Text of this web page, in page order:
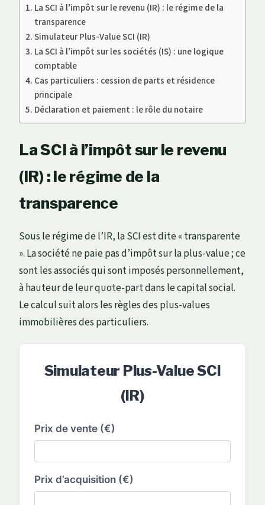
La SCI à l’impôt sur le revenu (IR) : le régime de la
transparence
Simulateur Plus-Value SCI (IR)
La SCI à l’impôt sur les sociétés (IS) : une logique
comptable
Cas particuliers : cession de parts et résidence
principale
Déclaration et paiement : le rôle du notaire
La SCI à l’impôt sur le revenu
(IR) : le régime de la
transparence
Sous le régime de l’IR, la SCI est dite « transparente
». La société ne paie pas d’impôt sur la plus-value ; ce
sont les associés qui sont imposés personnellement,
à hauteur de leur quote-part dans le capital social.
Le calcul suit alors les règles des plus-values
immobilières des particuliers.
Simulateur Plus-Value SCI
(IR)
Prix de vente (€)
Prix d’acquisition (€)